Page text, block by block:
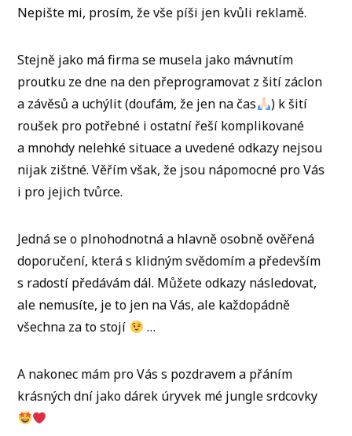
Nepište mi, prosím, že vše píši jen kvůli reklamě.
Stejně jako má firma se musela jako mávnutím
proutku ze dne na den přeprogramovat z šití záclon
a závěsů a uchýlit (doufám, že jen na čas
) k šití
roušek pro potřebné i ostatní řeší komplikované
a mnohdy nelehké situace a uvedené odkazy nejsou
nijak zištné. Věřím však, že jsou nápomocné pro Vás
i pro jejich tvůrce.
Jedná se o plnohodnotná a hlavně osobně ověřená
doporučení, která s klidným svědomím a především
s radostí předávám dál. Můžete odkazy následovat,
ale nemusíte, je to jen na Vás, ale každopádně
všechna za to stojí
…
A nakonec mám pro Vás s pozdravem a přáním
krásných dní jako dárek úryvek mé jungle srdcovky